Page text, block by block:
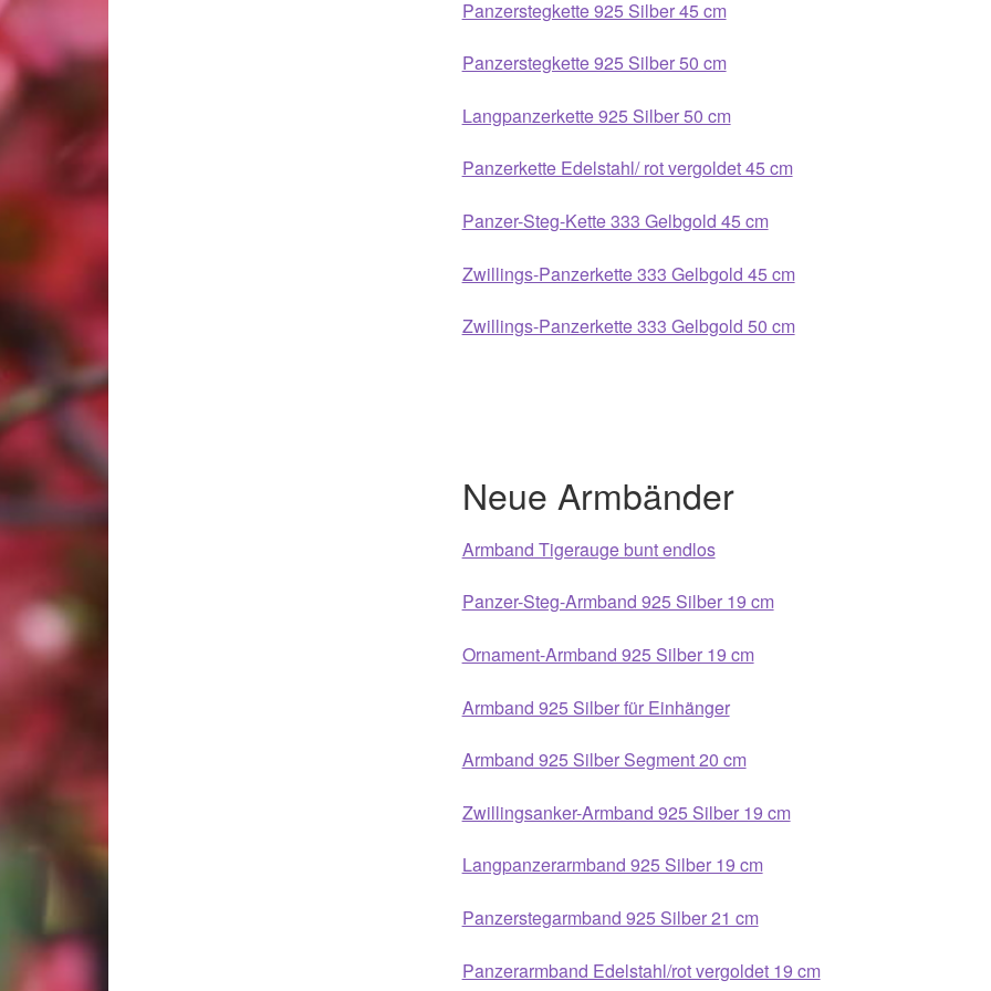
Panzerstegkette 925 Silber 45 cm
Panzerstegkette 925 Silber 50 cm
Langpanzerkette 925 Silber 50 cm
Panzerkette Edelstahl/ rot vergoldet 45 cm
Panzer-Steg-Kette 333 Gelbgold 45 cm
Zwillings-Panzerkette 333 Gelbgold 45 cm
Zwillings-Panzerkette 333 Gelbgold 50 cm
Neue Armbänder
Armband Tigerauge bunt endlos
Panzer-Steg-Armband 925 Silber 19 cm
Ornament-Armband 925 Silber 19 cm
Armband 925 Silber für Einhänger
Armband 925 Silber Segment 20 cm
Zwillingsanker-Armband 925 Silber 19 cm
Langpanzerarmband 925 Silber 19 cm
Panzerstegarmband 925 Silber 21 cm
Panzerarmband Edelstahl/rot vergoldet 19 cm